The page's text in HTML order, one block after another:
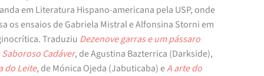
em Literatura Hispano-americana pela USP, onde
os ensaios de Gabriela Mistral e Alfonsina Storni em
Traduziu Dezenove garras e um pássaro
Saboroso Cadáver, de Agustina Bazterrica (Darkside),
do Leite, de Mónica Ojeda (Jabuticaba) eA arte do